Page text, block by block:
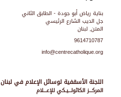
اللجنة الأسقفية لوسائل الإعلام في لبنان
المركـــز الكاثولـــيـكي للإعـــلام
بناية رياض أبو جودة - الطابق الثاني
جل الديب الشارع الرئيسي
المتن, لبنان
9614710787
info@centrecatholique.org